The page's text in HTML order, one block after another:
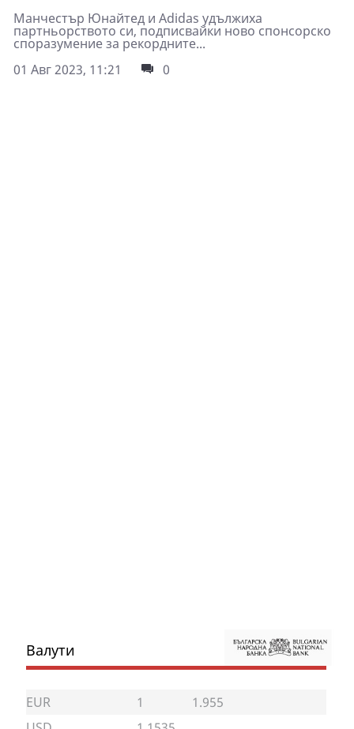
Манчестър Юнайтед и Adidas удължиха
партньорството си, подписвайки ново спонсорско
споразумение за рекордните...
01 Авг 2023, 11:21
0
Валути
EUR 1
1.955